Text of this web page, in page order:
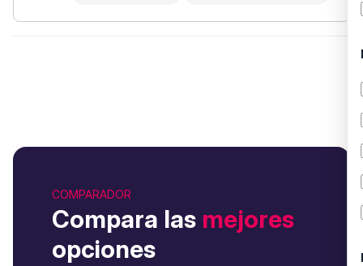
COMPARADOR
Compara las mejores
opciones